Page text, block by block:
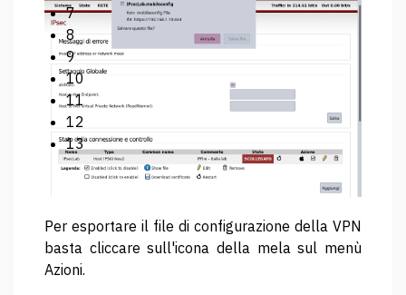
7
8
9
10
11
12
13
Per esportare il file di configurazione della VPN
basta cliccare sull'icona della mela sul menù
Azioni.